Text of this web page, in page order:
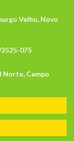
Velho, Novo
075
Norte, Campo